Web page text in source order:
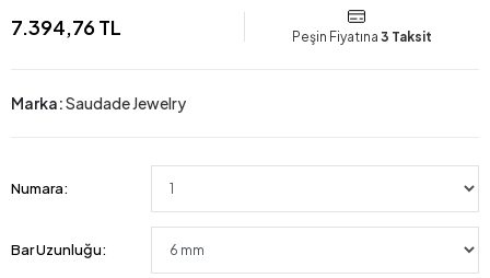
7.394,76 TL Peşin Fiyatına 3 Taksit
Marka:Saudade Jewelry
Numara:
Bar Uzunluğu: